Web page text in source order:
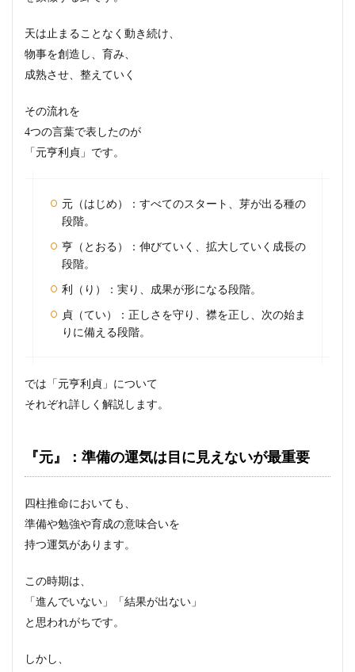
天は止まることなく動き続け、
物事を創造し、育み、
成熟させ、整えていく
その流れを
4つの言葉で表したのが
「元亨利貞」です。
元（はじめ）：すべてのスタート、芽が出る種の
段階。
亨（とおる）： 伸びていく、拡大していく成長の
段階。
利（り）： 実り、成果が形になる段階。
貞（てい）： 正しさを守り、襟を正し、次の始ま
りに備える段階。
では 「元亨利貞」について
それぞれ詳しく解説します。
『元』：準備の運気は目に見えないが最重要
四柱推命においても、
準備や勉強や育成の意味合いを
持つ運気があります。
この時期は、
「進んでいない」「結果が出ない」
と思われがちです。
しかし、